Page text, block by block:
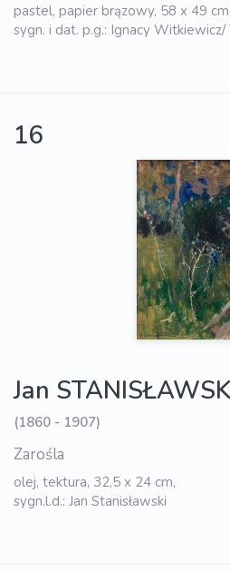
pastel, papier brązowy, 58 x 49 cm,
sygn. i dat. p.g.: Ignacy
16
Jan
(1860 - 1907)
Zarośla
olej, tektura, 32,5 x 24 cm,
sygn.l.d.: Jan Stanisławski